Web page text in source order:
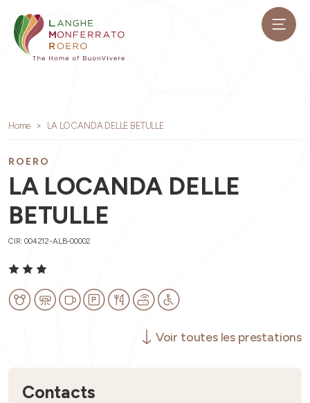
Home LA LOCANDA DELLE BETULLE
ROERO
LA LOCANDA DELLE
BETULLE
CIR: 004212-ALB-00002
Voir toutes les prestations
Contacts